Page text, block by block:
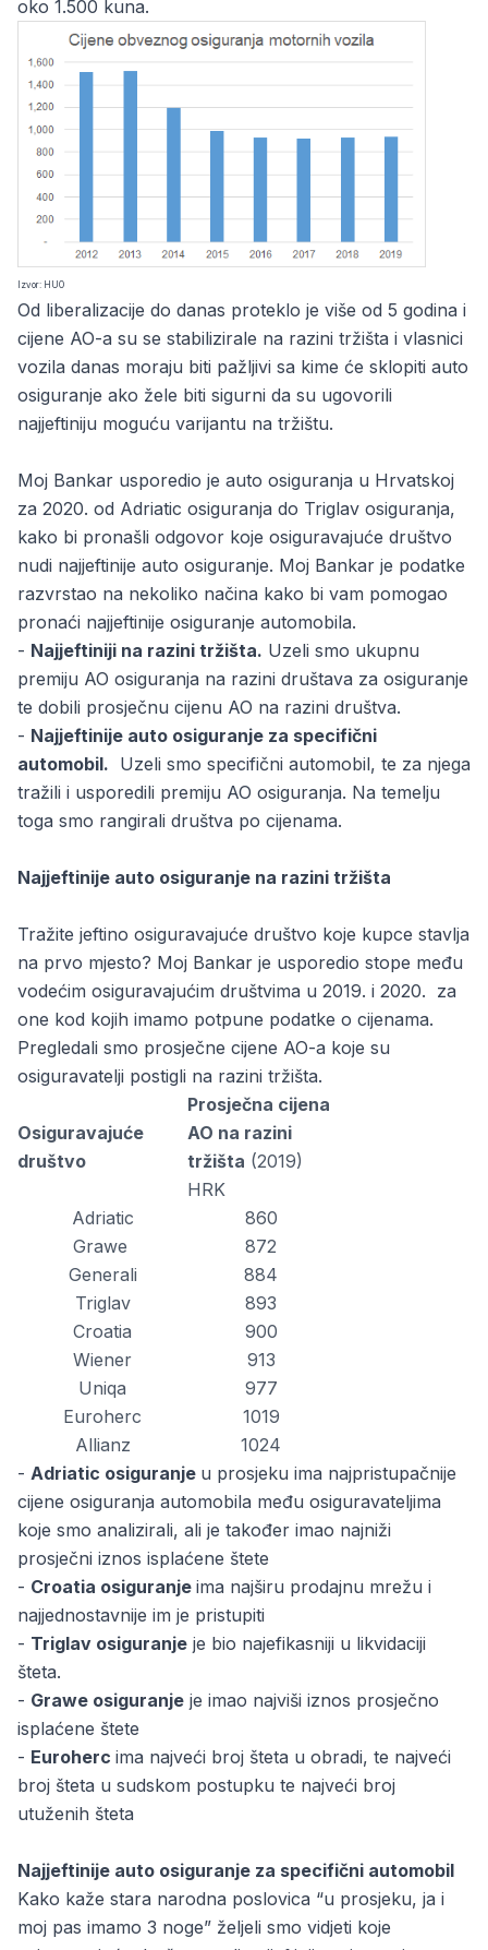
oko 1.500 kuna.
Izvor: HUO
Od liberalizacije do danas proteklo je više od 5 godina i
cijene AO-a su se stabilizirale na razini tržišta i vlasnici
vozila danas moraju biti pažljivi sa kime će sklopiti auto
osiguranje ako žele biti sigurni da su ugovorili
najjeftiniju moguću varijantu na tržištu.
Moj Bankar usporedio je auto osiguranja u Hrvatskoj
za 2020. od Adriatic osiguranja do Triglav osiguranja,
kako bi pronašli odgovor koje osiguravajuće društvo
nudi najjeftinije auto osiguranje. Moj Bankar je podatke
razvrstao na nekoliko načina kako bi vam pomogao
pronaći najjeftinije osiguranje automobila.
- Najjeftiniji na razini tržišta. Uzeli smo ukupnu
premiju AO osiguranja na razini društava za osiguranje
te dobili prosječnu cijenu AO na razini društva.
- Najjeftinije auto osiguranje za specifični
automobil. Uzeli smo specifični automobil, te za njega
tražili i usporedili premiju AO osiguranja. Na temelju
toga smo rangirali društva po cijenama.
Najjeftinije auto osiguranje na razini tržišta
Tražite jeftino osiguravajuće društvo koje kupce stavlja
na prvo mjesto? Moj Bankar je usporedio stope među
vodećim osiguravajućim društvima u 2019. i 2020. za
one kod kojih imamo potpune podatke o cijenama.
Pregledali smo prosječne cijene AO-a koje su
osiguravatelji postigli na razini tržišta.
Osiguravajuće
društvo
Prosječna cijena
AO na razini
tržišta (2019)
HRK
Adriatic
860
Grawe
872
Generali
884
Triglav
893
Croatia
900
Wiener
913
Uniqa
977
Euroherc
1019
Allianz
1024
- Adriatic osiguranje u prosjeku ima najpristupačnije
cijene osiguranja automobila među osiguravateljima
koje smo analizirali, ali je također imao najniži
prosječni iznos isplaćene štete
- Croatia osiguranje ima najširu prodajnu mrežu i
najjednostavnije im je pristupiti
- Triglav osiguranje je bio najefikasniji u likvidaciji
šteta.
- Grawe osiguranje je imao najviši iznos prosječno
isplaćene štete
- Euroherc ima najveći broj šteta u obradi, te najveći
broj šteta u sudskom postupku te najveći broj
utuženih šteta
Najjeftinije auto osiguranje za specifični automobil
Kako kaže stara narodna poslovica “u prosjeku, ja i
moj pas imamo 3 noge” željeli smo vidjeti koje